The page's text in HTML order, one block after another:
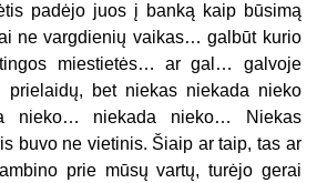
padėjo juos į banką kaip būsimą
ne vargdienių vaikas… galbūt kurio
miestietės… ar gal… galvoje
prielaidų, bet niekas niekada nieko
nieko… niekada nieko… Niekas
buvo ne vietinis. Šiaip ar taip, tas ar
prie mūsų vartų, turėjo gerai